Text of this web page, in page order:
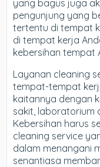
yang bagus juga
pengunjung yang
tertentu di tempat
di tempat kerja
kebersihan tempat
Layanan cleaning
tempat-tempat
kaitannya dengan
sakit, laboratorium
Kebersihan harus
cleaning service
dalam menangani
senantiasa